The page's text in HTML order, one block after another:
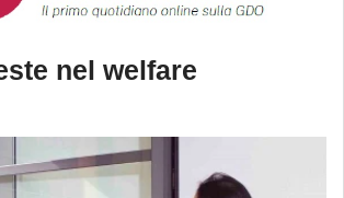
nel welfare